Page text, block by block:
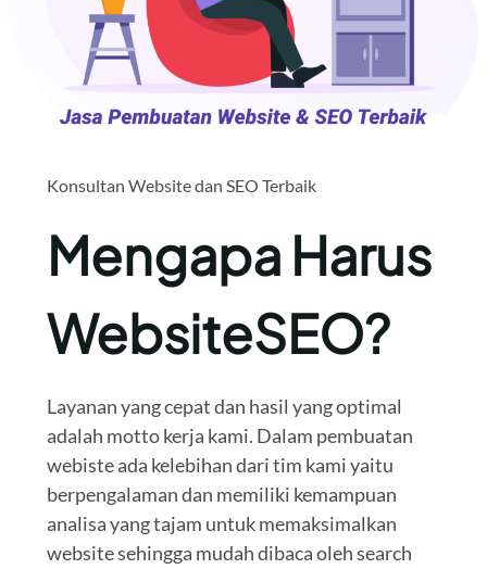
Konsultan Website dan SEO Terbaik
Mengapa Harus
WebsiteSEO?
Layanan yang cepat dan hasil yang optimal
adalah motto kerja kami. Dalam pembuatan
webiste ada kelebihan dari tim kami yaitu
berpengalaman dan memiliki kemampuan
analisa yang tajam untuk memaksimalkan
website sehingga mudah dibaca oleh search